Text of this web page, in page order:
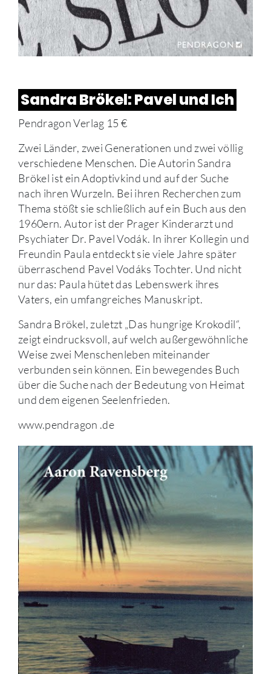
Sandra Brökel: Pavel und Ich
Pendragon Verlag 15 €
Zwei Länder, zwei Generationen und zwei völlig
verschiedene Menschen. Die Autorin Sandra
Brökel ist ein Adoptivkind und auf der Suche
nach ihren Wurzeln. Bei ihren Recherchen zum
Thema stößt sie schließlich auf ein Buch aus den
1960ern. Autor ist der Prager Kinderarzt und
Psychiater Dr. Pavel Vodák. In ihrer Kollegin und
Freundin Paula entdeckt sie viele Jahre später
überraschend Pavel Vodáks Tochter. Und nicht
nur das: Paula hütet das Lebenswerk ihres
Vaters, ein umfangreiches Manuskript.
Sandra Brökel, zuletzt „Das hungrige Krokodil“,
zeigt eindrucksvoll, auf welch außergewöhnliche
Weise zwei Menschenleben miteinander
verbunden sein können. Ein bewegendes Buch
über die Suche nach der Bedeutung von Heimat
und dem eigenen Seelenfrieden.
www.pendragon .de